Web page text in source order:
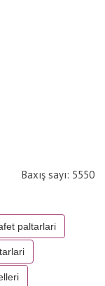
Baxış sayı: 5550
paltarlari